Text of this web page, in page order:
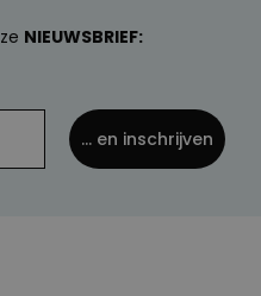
NIEUWSBRIEF:
... en inschrijven